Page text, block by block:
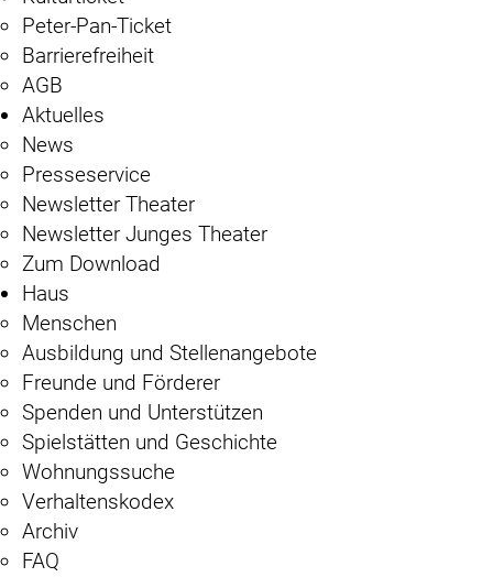
Peter-Pan-Ticket
Barrierefreiheit
AGB
Aktuelles
News
Presseservice
Newsletter Theater
Newsletter Junges Theater
Zum Download
Haus
Menschen
Ausbildung und Stellenangebote
Freunde und Förderer
Spenden und Unterstützen
Spielstätten und Geschichte
Wohnungssuche
Verhaltenskodex
Archiv
FAQ